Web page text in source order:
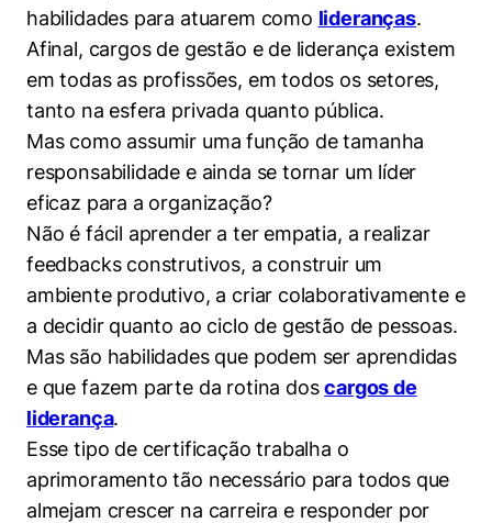
habilidades para atuarem como lideranças.
Afinal, cargos de gestão e de liderança existem
em todas as profissões, em todos os setores,
tanto na esfera privada quanto pública.
Mas como assumir uma função de tamanha
responsabilidade e ainda se tornar um líder
eficaz para a organização?
Não é fácil aprender a ter empatia, a realizar
feedbacks construtivos, a construir um
ambiente produtivo, a criar colaborativamente e
a decidir quanto ao ciclo de gestão de pessoas.
Mas são habilidades que podem ser aprendidas
e que fazem parte da rotina doscargos de
liderança.
Esse tipo de certificação trabalha o
aprimoramento tão necessário para todos que
almejam crescer na carreira e responder por